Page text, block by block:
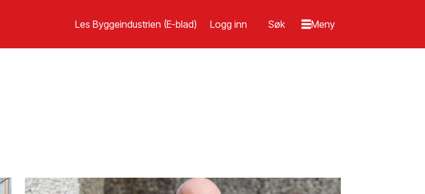
Les Byggeindustrien (E-blad) Logg inn